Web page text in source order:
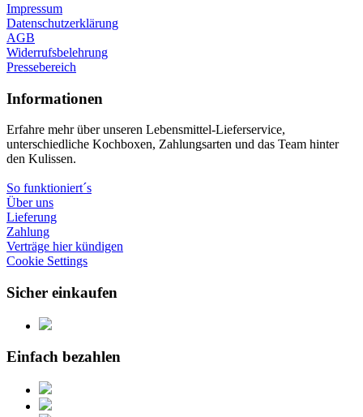
Impressum
Datenschutzerklärung
AGB
Widerrufsbelehrung
Pressebereich
Informationen
Erfahre mehr über unseren Lebensmittel-Lieferservice,
unterschiedliche Kochboxen, Zahlungsarten und das Team hinter
den Kulissen.
So funktioniert´s
Über uns
Lieferung
Zahlung
Verträge hier kündigen
Cookie Settings
Sicher einkaufen
Einfach bezahlen